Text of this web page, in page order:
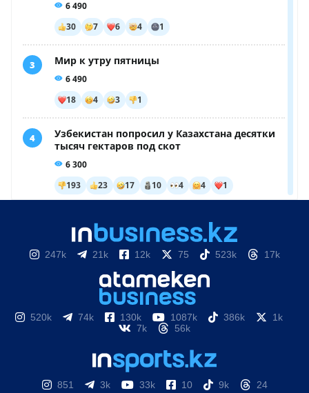
247k 21k 12k 75 523k 17k
520k 74k 130k 1087k 386k
1k
7k
56k
851 3k 33k 10 9k 24